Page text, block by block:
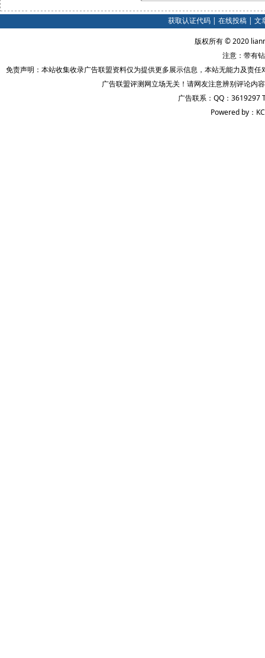
获取认证代码| 在线投稿| 文
版权所有 © 2020
注意：带有
免责声明：本站收集收录广告联盟资料仅为提供更多展示信息，本站无能力及责
广告联盟评测网立场无关！请网友注意辨别评论内
广告联系：QQ：3619297
Powered by：